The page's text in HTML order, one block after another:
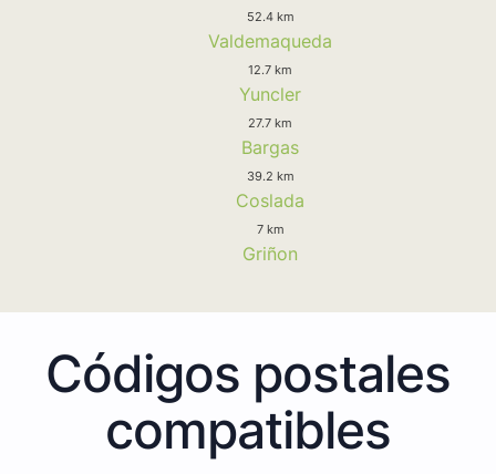
52.4 km
Valdemaqueda
12.7 km
Yuncler
27.7 km
Bargas
39.2 km
Coslada
7 km
Griñon
Códigos postales
compatibles